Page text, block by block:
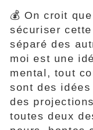
💰 On croit
sécuriser
séparé des
moi est une
mental, tout
sont des idées
des
toutes deux